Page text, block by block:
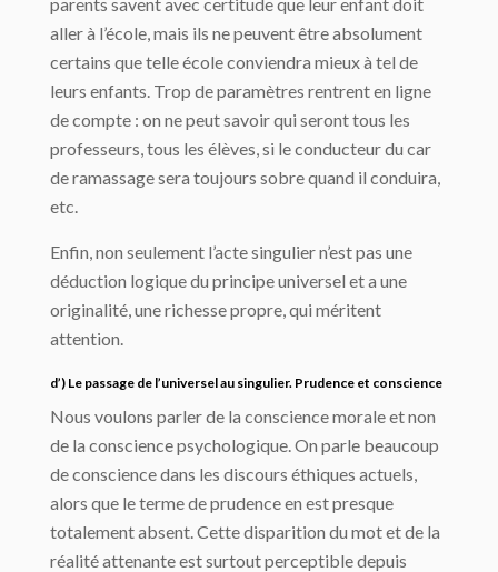
aller à l’école, mais ils ne peuvent être absolument
certains que telle école conviendra mieux à tel de
leurs enfants. Trop de paramètres rentrent en ligne
de compte : on ne peut savoir qui seront tous les
professeurs, tous les élèves, si le conducteur du car
de ramassage sera toujours sobre quand il conduira,
etc.
Enfin, non seulement l’acte singulier n’est pas une
déduction logique du principe universel et a une
originalité, une richesse propre, qui méritent
attention.
d’) Le passage de l’universel au singulier. Prudence et conscience
Nous voulons parler de la conscience morale et non
de la conscience psychologique. On parle beaucoup
de conscience dans les discours éthiques actuels,
alors que le terme de prudence en est presque
totalement absent. Cette disparition du mot et de la
réalité attenante est surtout perceptible depuis